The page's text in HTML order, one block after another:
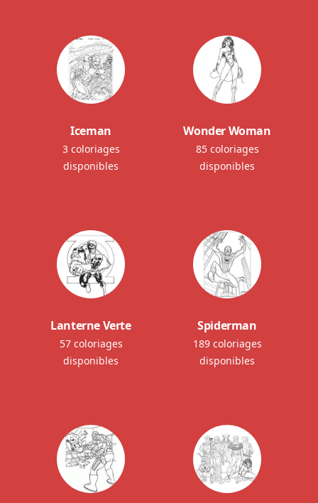
Iceman
3 coloriages
disponibles
Wonder Woman
85 coloriages
disponibles
Lanterne Verte
57 coloriages
disponibles
Spiderman
189 coloriages
disponibles